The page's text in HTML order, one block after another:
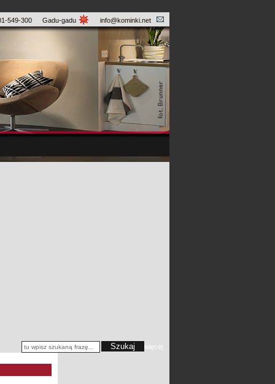
549-300 Gadu-gadu info@kominki.net
więcej